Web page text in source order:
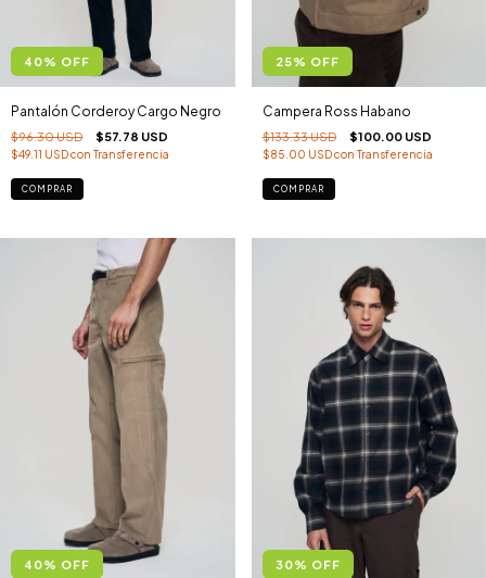
40% OFF
Pantalón Corderoy Cargo Negro
$96.30 USD $57.78 USD
$49.11 USDcon Transferencia
COMPRAR
25% OFF
Campera Ross Habano
$133.33 USD $100.00 USD
$85.00 USDcon Transferencia
COMPRAR
40% OFF 30% OFF